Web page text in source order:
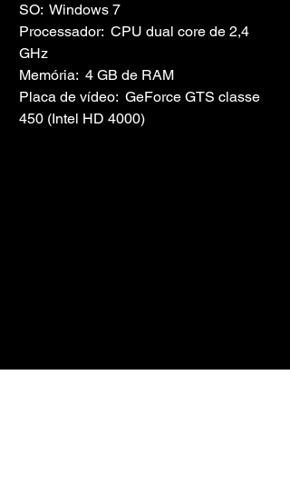
SO:  Windows 7
Processador:  CPU dual core de 2,4
GHz
Memória:  4 GB de RAM
Placa de vídeo:  GeForce GTS classe
450 (Intel HD 4000)